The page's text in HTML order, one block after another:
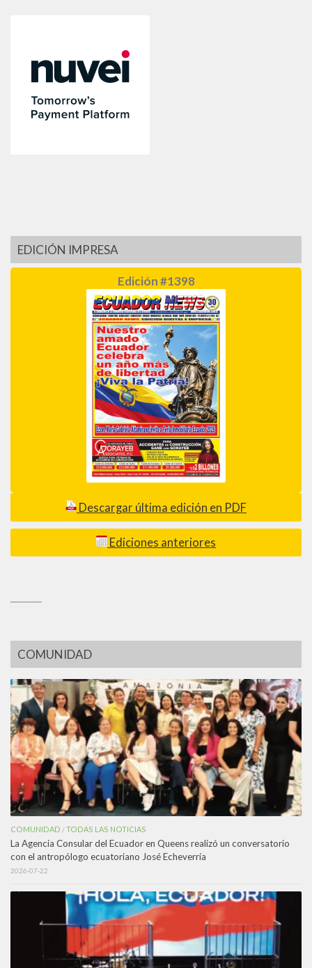
EDICIÓN IMPRESA
Edición #1398
Descargar última edición en PDF
Ediciones anteriores
COMUNIDAD
COMUNIDAD /TODAS LAS NOTICIAS
La Agencia Consular del Ecuador en Queens realizó un conversatorio
con el antropólogo ecuatoriano José Echeverría
2026-07-22